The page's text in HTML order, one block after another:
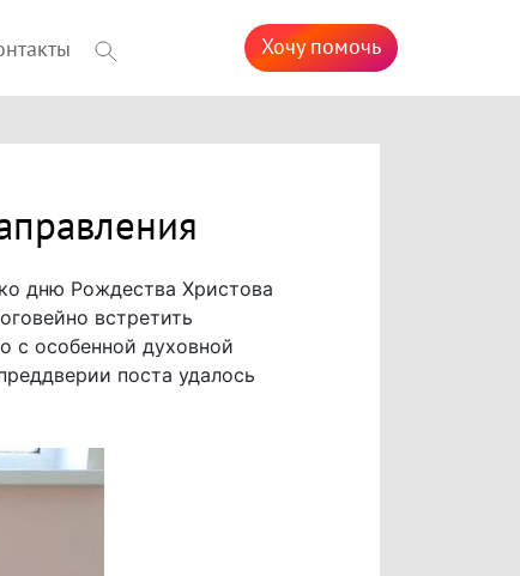
Хочу помочь
дню Рождества Христова
встретить
с особенной духовной
поста удалось